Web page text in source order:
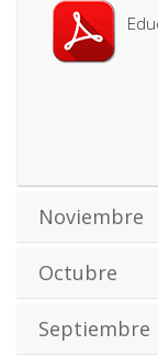
Noviembre
Octubre
Septiembre